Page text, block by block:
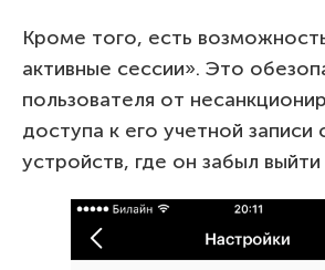
Кроме того, есть
активные сессии». Это
пользователя от
доступа к его учетной записи
устройств, где он забыл выйти